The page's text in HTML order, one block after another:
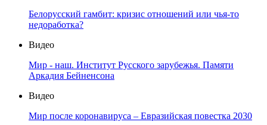
Белорусский гамбит: кризис отношений или чья-то
недоработка?
Видео
Мир - наш. Институт Русского зарубежья. Памяти
Аркадия Бейненсона
Видео
Мир после коронавируса – Евразийская повестка 2030